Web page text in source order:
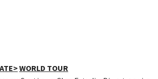
WORLD TOUR